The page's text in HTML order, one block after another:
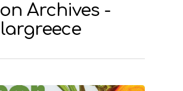
Archives -